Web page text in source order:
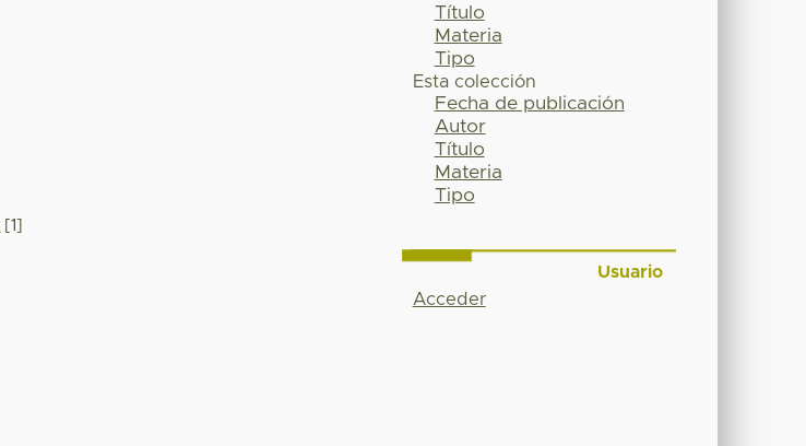
[1]
Título
Materia
Tipo
Esta colección
Fecha de publicación
Autor
Título
Materia
Tipo
Usuario
Acceder